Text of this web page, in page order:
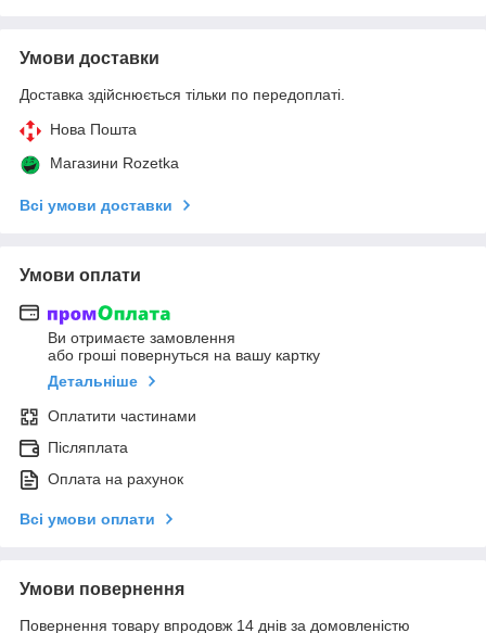
Умови доставки
Доставка здійснюється тільки по передоплаті.
Нова Пошта
Магазини Rozetka
Всі умови доставки
Умови оплати
Ви отримаєте замовлення
або гроші повернуться на вашу картку
Детальніше
Оплатити частинами
Післяплата
Оплата на рахунок
Всі умови оплати
Умови повернення
Повернення товару впродовж 14 днів за домовленістю